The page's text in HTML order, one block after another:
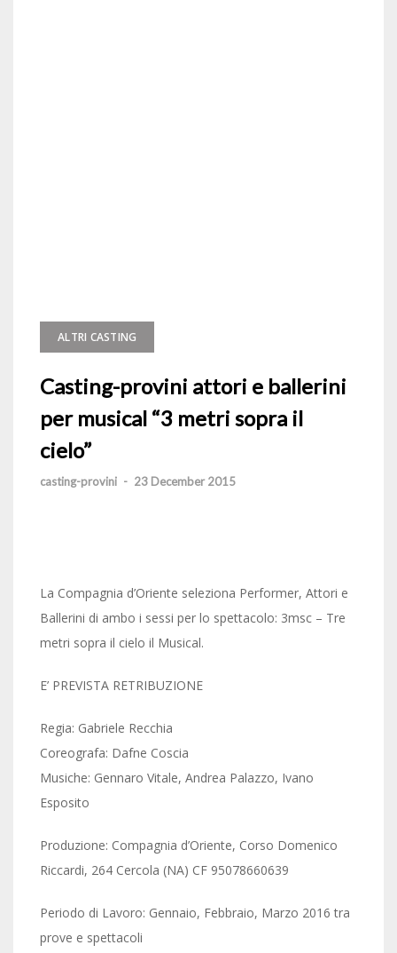
ALTRI CASTING
Casting-provini attori e ballerini
per musical “3 metri sopra il
cielo”
casting-provini - 23 December 2015
La Compagnia d’Oriente seleziona Performer, Attori e
Ballerini di ambo i sessi per lo spettacolo: 3msc – Tre
metri sopra il cielo il Musical.
E’ PREVISTA RETRIBUZIONE
Regia: Gabriele Recchia
Coreografa: Dafne Coscia
Musiche: Gennaro Vitale, Andrea Palazzo, Ivano
Esposito
Produzione: Compagnia d’Oriente, Corso Domenico
Riccardi, 264 Cercola (NA) CF 95078660639
Periodo di Lavoro: Gennaio, Febbraio, Marzo 2016 tra
prove e spettacoli